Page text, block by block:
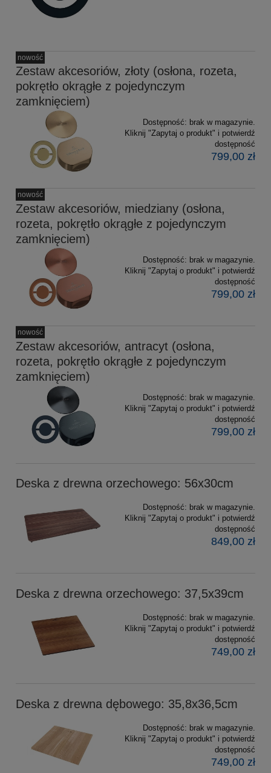
Zestaw akcesoriów, złoty (osłona, rozeta,
pokrętło okrągłe z pojedynczym
zamknięciem)
Dostępność: brak w magazynie.
Kliknij "Zapytaj o produkt" i potwierdź
dostępność
799,00 zł
nowość
Zestaw akcesoriów, miedziany (osłona,
rozeta, pokrętło okrągłe z pojedynczym
zamknięciem)
Dostępność: brak w magazynie.
Kliknij "Zapytaj o produkt" i potwierdź
dostępność
799,00 zł
nowość
Zestaw akcesoriów, antracyt (osłona,
rozeta, pokrętło okrągłe z pojedynczym
zamknięciem)
Dostępność: brak w magazynie.
Kliknij "Zapytaj o produkt" i potwierdź
dostępność
799,00 zł
nowość
Deska z drewna orzechowego: 56x30cm
Dostępność: brak w magazynie.
Kliknij "Zapytaj o produkt" i potwierdź
dostępność
849,00 zł
Deska z drewna orzechowego: 37,5x39cm
Dostępność: brak w magazynie.
Kliknij "Zapytaj o produkt" i potwierdź
dostępność
749,00 zł
Deska z drewna dębowego: 35,8x36,5cm
Dostępność: brak w magazynie.
Kliknij "Zapytaj o produkt" i potwierdź
dostępność
749,00 zł